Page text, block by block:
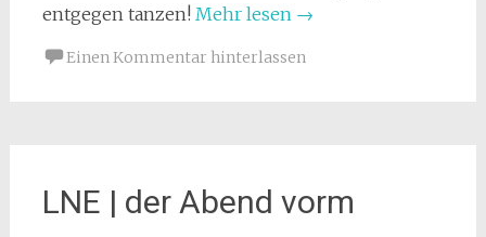
entgegen tanzen! Mehr lesen →
Einen Kommentar hinterlassen
LNE | der Abend vorm